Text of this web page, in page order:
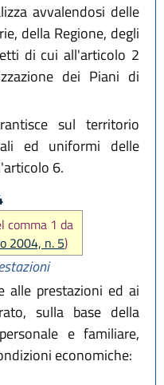
avvalendosi delle
della Regione, degli
di cui all'articolo 2
dei Piani di
sul territorio
ed uniformi delle
6.
comma 1 da
2004, n. 5)
alle prestazioni ed ai
sulla base della
e familiare,
economiche: